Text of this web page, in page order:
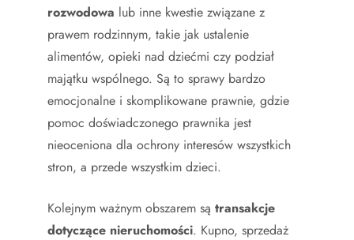
rozwodowa lub inne kwestie związane z
prawem rodzinnym, takie jak ustalenie
alimentów, opieki nad dziećmi czy podział
majątku wspólnego. Są to sprawy bardzo
emocjonalne i skomplikowane prawnie, gdzie
pomoc doświadczonego prawnika jest
nieoceniona dla ochrony interesów wszystkich
stron, a przede wszystkim dzieci.
Kolejnym ważnym obszarem są transakcje
dotyczące nieruchomości. Kupno, sprzedaż